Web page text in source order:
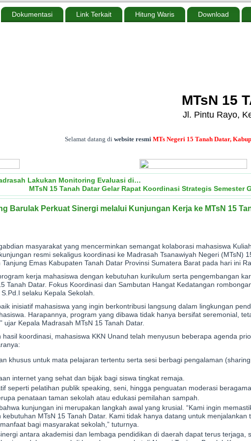
MTsN 15
Jl. Pintu Rayo,
Dokumentasi Link Terkait Hitung Waris Download
Selamat datang diwebsite resmi MTs Negeri 15 Tanah Datar, Kabupaten
Lakukan Monitoring Evaluasi di…
MTsN 15 Tanah Datar Gelar Rapat Koordinasi Strategis Semester
Barulak Perkuat Sinergi melalui Kunjungan Kerja ke MTsN 15
masyarakat yang mencerminkan semangat kolaborasi mahasiswa
resmi sekaligus koordinasi ke Madrasah Tsanawiyah Negeri (MTsN)
Emas Kabupaten Tanah Datar Provinsi Sumatera Barat pada hari ini
kerja mahasiswa dengan kebutuhan kurikulum serta pengembangan
Tanah Datar. Fokus Koordinasi dan Sambutan Hangat Kedatangan
selaku Kepala Sekolah.
inisiatif mahasiswa yang ingin berkontribusi langsung dalam lingkungan
Harapannya, program yang dibawa tidak hanya bersifat seremonial,
Kepala Madrasah MTsN 15 Tanah Datar.
koordinasi, mahasiswa KKN Unand telah menyusun beberapa agenda
khusus untuk mata pelajaran tertentu serta sesi berbagi pengalaman
internet yang sehat dan bijak bagi siswa tingkat remaja.
seperti pelatihan publik speaking, seni, hingga penguatan moderasi
penataan taman sekolah atau edukasi pemilahan sampah.
kunjungan ini merupakan langkah awal yang krusial. “Kami ingin
MTsN 15 Tanah Datar. Kami tidak hanya datang untuk menjalankan
bagi masyarakat sekolah,” tuturnya.
antara akademisi dan lembaga pendidikan di daerah dapat terus terjaga,